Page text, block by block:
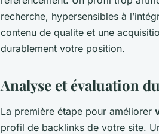
recherche, hypersensibles à
contenu de qualite et une
durablement votre position.
Analyse et évaluation
La première étape pour améliorer
profil de backlinks de votre site.